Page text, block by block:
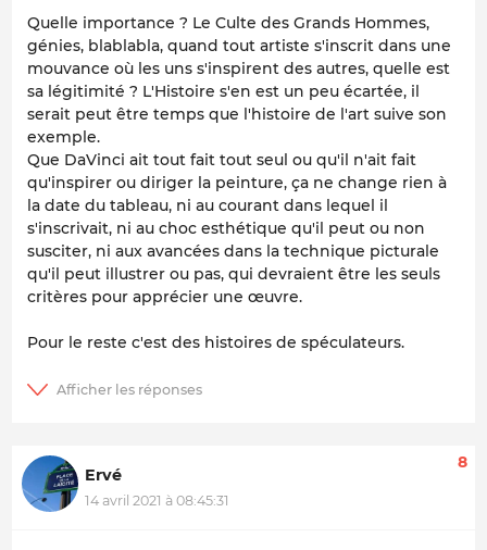
Quelle importance ? Le Culte des Grands Hommes,
génies, blablabla, quand tout artiste s'inscrit dans une
mouvance où les uns s'inspirent des autres, quelle est
sa légitimité ? L'Histoire s'en est un peu écartée, il
serait peut être temps que l'histoire de l'art suive son
exemple.
Que DaVinci ait tout fait tout seul ou qu'il n'ait fait
qu'inspirer ou diriger la peinture, ça ne change rien à
la date du tableau, ni au courant dans lequel il
s'inscrivait, ni au choc esthétique qu'il peut ou non
susciter, ni aux avancées dans la technique picturale
qu'il peut illustrer ou pas, qui devraient être les seuls
critères pour apprécier une œuvre.
Pour le reste c'est des histoires de spéculateurs.
Ervé
14 avril 2021 à 08:45:31
8